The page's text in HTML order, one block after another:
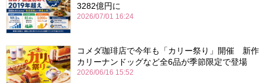
3282億円に
2026/07/01 16:24
コメダ珈琲店で今年も「カリー祭り」開催 新作
カリーナンドッグなど全6品が季節限定で登場
2026/06/16 15:52